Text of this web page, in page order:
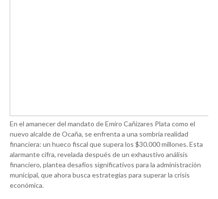
En el amanecer del mandato de Emiro Cañizares Plata como el
nuevo alcalde de Ocaña, se enfrenta a una sombría realidad
financiera: un hueco fiscal que supera los $30.000 millones. Esta
alarmante cifra, revelada después de un exhaustivo análisis
financiero, plantea desafíos significativos para la administración
municipal, que ahora busca estrategias para superar la crisis
económica.